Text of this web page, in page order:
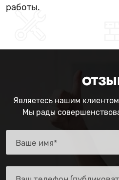
работы.
Являетесь нашим
Мы рады